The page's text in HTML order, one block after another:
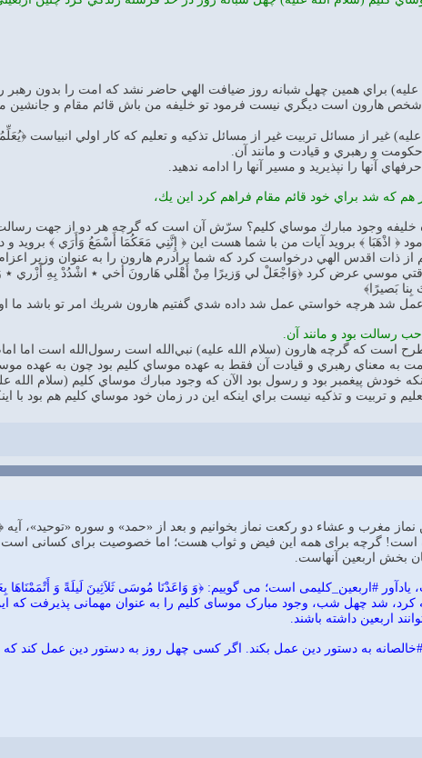
براي همين چهل شبانه روز ضيافت الهي حاضر نشد كه امت را بدون رهبر
شخص هارون است ديگري نيست فرمود تو خليفه من باش قائم مقام و
از مسائل تربيت غير از مسائل تذكيه و تعليم كه كار اولي انبياست
و رهبري و قيادت و مانند آن.
آنها را نپذيريد و مسير آنها را ادامه ندهيد.
شد براي خود قائم مقام فراهم كرد اين يك،
خليفه وجود مبارك موساي كليم؟ سرّش آن است كه گرچه هر دو از جهت
﴿ اذْهَبَا ﴾ برويد آيات من با شما هست اين ﴿ إِنَّنِي مَعَكُمَا أَسْمَعُ وَأَرَي ﴾ برويد
اقدس الهي درخواست كرد كه شما برادرم هارون را به عنوان وزير اعزام
موسي عرض كرد ﴿وَاجْعَلْ لي وَزيرًا مِنْ أَهْلي هَارونَ أخي ٭ اشْدُدْ بِهِ أَزْري ٭
بَصيرًا﴾
عمل شد هرچه خواستي عمل شد داده شدي گفتيم هارون شريك امر تو باشد ما
رسالت بود و مانند آن.
است كه گرچه هارون (سلام الله عليه) نبي‌الله است رسول‌الله است اما
به معناي رهبري و قيادت آن فقط به عهده موساي كليم بود چون به عهده
خودش پيغمبر بود و رسول بود الآن كه وجود مبارك موساي كليم (سلام الله
و تربيت و تذكيه نيست براي اينكه اين در زمان خود موساي كليم هم بود با
مغرب و عشاء دو رکعت نماز بخوانیم و بعد از «حمد» و سوره «توحید»، آیه ﴿وَ
است! گرچه برای همه این فیض و ثواب هست؛ اما خصوصیت برای کسانی است
‌بخش اربعین آنهاست.
#اربعین_کلیمی است؛ می ‌گوییم: ﴿وَ وَاعَدْنَا مُوسَی ثَلاَثِینَ لَیلَةً وَ أَتْمَمْنَاهَا
شد چهل شب، وجود مبارک موسای کلیم را به عنوان مهمانی پذیرفت که
اربعین داشته باشند.
به دستور دین عمل بکند. اگر کسی چهل روز به دستور دین عمل کند که